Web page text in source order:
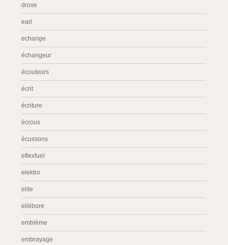
drove
earl
echange
échangeur
écouteurs
écrit
écriture
écrous
écussons
eflexfuel
elektro
elite
ellébore
emblème
embrayage